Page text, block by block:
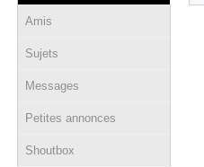
Amis
Sujets
Messages
Petites annonces
Shoutbox